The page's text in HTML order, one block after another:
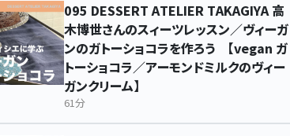
095 DESSERT ATELIER TAKAGIYA 高
木博世さんのスィーツレッスン／ヴィーガ
ンのガトーショコラを作ろう 【vegan ガ
トーショコラ／アーモンドミルクのヴィー
ガンクリーム】
61分